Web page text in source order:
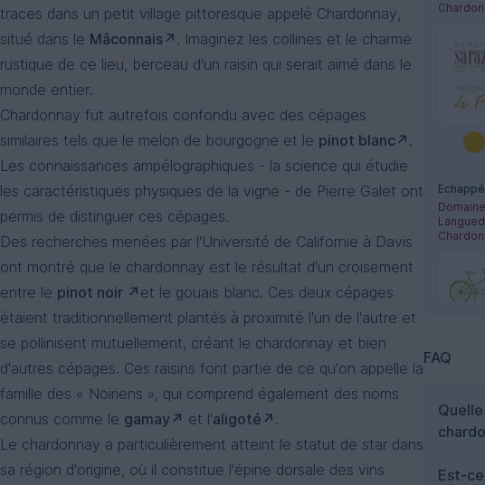
traces dans un petit village pittoresque appelé Chardonnay,
situé dans le Mâconnais
. Imaginez les collines et le charme
rustique de ce lieu, berceau d'un raisin qui serait aimé dans le
monde entier.
Chardonnay fut autrefois confondu avec des cépages
similaires tels que le melon de bourgogne et le pinot blanc
.
Les connaissances ampélographiques - la science qui étudie
les caractéristiques physiques de la vigne - de Pierre Galet ont
permis de distinguer ces cépages.
Des recherches menées par l'Université de Californie à Davis
ont montré que le chardonnay est le résultat d'un croisement
entre le pinot noir
et le gouais blanc. Ces deux cépages
étaient traditionnellement plantés à proximité l'un de l'autre et
se pollinisent mutuellement, créant le chardonnay et bien
d'autres cépages. Ces raisins font partie de ce qu'on appelle la
famille des « Noiriens », qui comprend également des noms
connus comme le gamay et l'aligoté
.
Le chardonnay a particulièrement atteint le statut de star dans
sa région d'origine, où il constitue l'épine dorsale des vins
Les
FAQ
Est-